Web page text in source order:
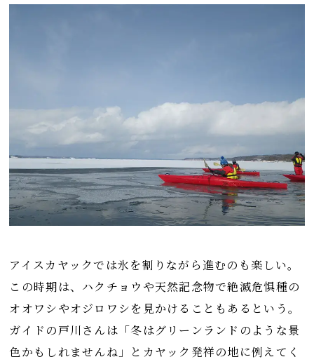
アイスカヤックでは氷を割りながら進むのも楽しい。
この時期は、ハクチョウや天然記念物で絶滅危惧種の
オオワシやオジロワシを見かけることもあるという。
ガイドの戸川さんは「冬はグリーンランドのような景
色かもしれませんね」とカヤック発祥の地に例えてく